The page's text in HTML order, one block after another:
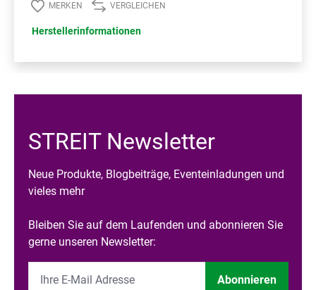
MERKEN VERGLEICHEN
Herstellerinformationen
STREIT Newsletter
Neue Produkte, Blogbeiträge, Eventeinladungen und
vieles mehr
Bleiben Sie auf dem Laufenden und abonnieren Sie
gerne unseren Newsletter:
Abonnieren